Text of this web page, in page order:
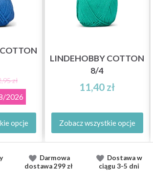
zł
2026
opcje
LINDEHOBBY COTTON
8/4
11,40 zł
Zobacz wszystkie opcje
Darmowa
dostawa299 zł
Dostawaw
ciągu 3-5 dni